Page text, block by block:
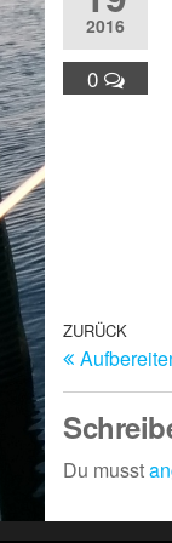
2016
0
Vorheriger
Beitrag
ZURÜCK
Du musst